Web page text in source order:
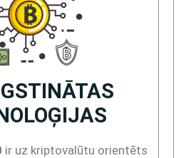
ir uz kriptovalūtu orientēts